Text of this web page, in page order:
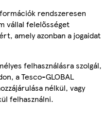
rendszeresen
vállal felelősséget
amely azonban a jogaidat
felhasználásra szolgál,
a Tesco-GLOBAL
nélkül, vagy
felhasználni.